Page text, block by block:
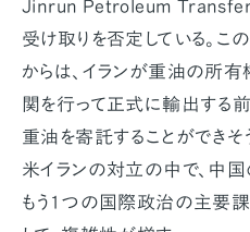
Jinrun Petroleum Transfer
受け取りを否定している。こ
からは、イランが重油の所
関を行って正式に輸出する
重油を寄託することができそ
米イランの対立の中で、中国
もう1つの国際政治の主要課